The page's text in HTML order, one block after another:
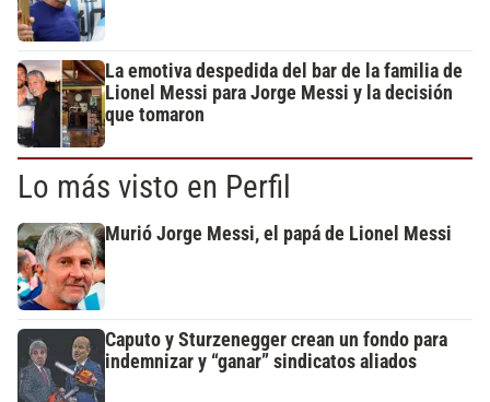
La emotiva despedida del bar de la familia de
Lionel Messi para Jorge Messi y la decisión
que tomaron
Lo más visto en Perfil
Murió Jorge Messi, el papá de Lionel Messi
Caputo y Sturzenegger crean un fondo para
indemnizar y “ganar” sindicatos aliados